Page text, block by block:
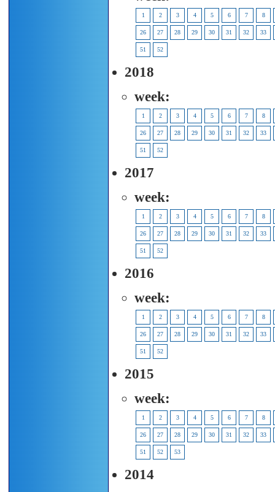
1 2 3 4 5 6 7 8
26 27 28 29 30 31 32 33
51 52
2018
week:
1 2 3 4 5 6 7 8
26 27 28 29 30 31 32 33
51 52
2017
week:
1 2 3 4 5 6 7 8
26 27 28 29 30 31 32 33
51 52
2016
week:
1 2 3 4 5 6 7 8
26 27 28 29 30 31 32 33
51 52
2015
week:
1 2 3 4 5 6 7 8
26 27 28 29 30 31 32 33
51 52 53
2014